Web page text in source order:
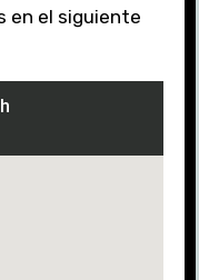
en el siguiente